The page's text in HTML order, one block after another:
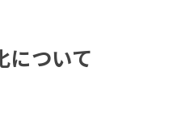
について